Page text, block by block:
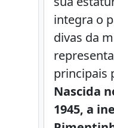
integra o
divas da
principais
Nascida
1945, a